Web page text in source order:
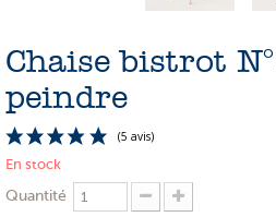
A PROPOS
LE SHOWROOM
Chaise bistrot
peindre
En stock
Quantité